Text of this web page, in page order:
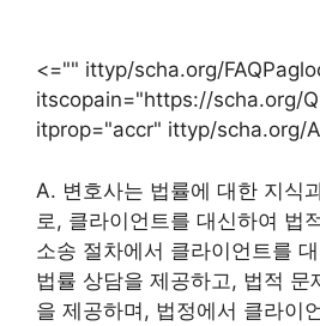
<="" ittyp/scha.org/
itscopain="https://scha.org/
itprop="accr" ittyp/scha.org/
A. 변호사는 법률에 대한 지식
로, 클라이언트를 대신하여 법
소송 절차에서 클라이언트를
법률 상담을 제공하고, 법적 문
을 제공하며, 법정에서 클라이